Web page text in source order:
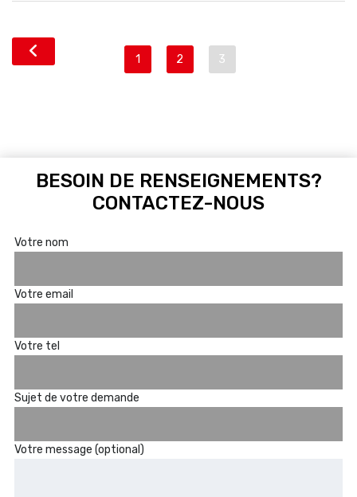
1 2 3
BESOIN DE RENSEIGNEMENTS?
CONTACTEZ-NOUS
Votre nom
Votre email
Votre tel
Sujet de votre demande
Votre message (optional)